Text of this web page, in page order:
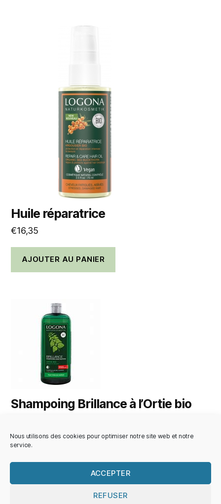
Nous utilisons des cookies pour optimiser notre site web et notre
service.
ACCEPTER
REFUSER
Huile réparatrice
€16,35
AJOUTER AU PANIER
Shampoing Brillance à l’Ortie bio
AJOUTER AU PANIER